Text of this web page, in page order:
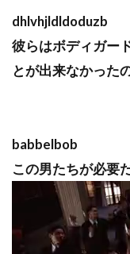
dhlvhjldldoduzb
彼らはボディガー
とが出来なかった
babbelbob
この男たちが必要だ